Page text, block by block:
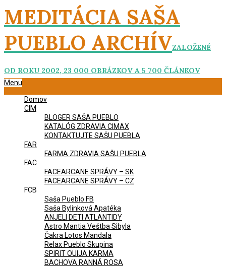
Skip
to
content
MEDITÁCIA SAŠA
PUEBLO ARCHÍVZALOŽENÉ
OD ROKU 2002, 23 000 OBRÁZKOV A 5 700 ČLÁNKOV
Primary
Menu
Domov
CIM
BLOGER SAŠA PUEBLO
KATALÓG ZDRAVIA CIMAX
KONTAKTUJTE SAŠU PUEBLA
FAR
FARMA ZDRAVIA SAŠU PUEBLA
FAC
FACEARCANE SPRÁVY – SK
FACEARCANE SPRÁVY – CZ
FCB
Saša Pueblo FB
Saša Bylinková Apatéka
ANJELI DETI ATLANTIDY
Astro Mantia Veštba Sibyla
Čakra Lotos Mandala
Relax Pueblo Skupina
SPIRIT OUIJA KARMA
BACHOVA RANNÁ ROSA